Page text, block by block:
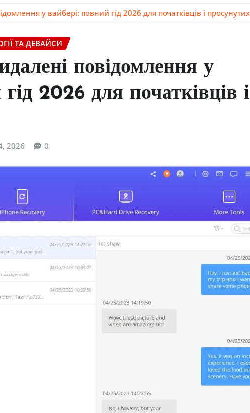
у вайбері: повний гід 2026 для початківців і просунутих
ТА ДЕВАЙСИ
повідомлення у
2026 для початківців і
2026 0